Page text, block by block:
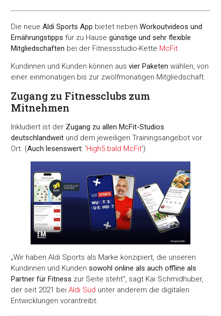
Die neueAldi Sports App bietet nebenWorkoutvideos und
Ernährungstipps für zu Hausegünstige und sehr flexible
Mitgliedschaften bei der Fitnessstudio-Kette McFit.
Kundinnen und Kunden können ausvier Paketen wählen, von
einer einmonatigen bis zur zwölfmonatigen Mitgliedschaft.
Zugang zu Fitnessclubs zum
Mitnehmen
Inkludiert ist der Zugang zu allen McFit-Studios
deutschlandweit und dem jeweiligen Trainingsangebot vor
Ort. (Auch lesenswert: 'High5 bald McFit')
„Wir haben Aldi Sports als Marke konzipiert, die unseren
Kundinnen und Kundensowohl online als auch offline als
Partner für Fitness zur Seite steht“, sagt Kai Schmidhuber,
der seit 2021 beiAldi Süd unter anderem die digitalen
Entwicklungen vorantreibt.